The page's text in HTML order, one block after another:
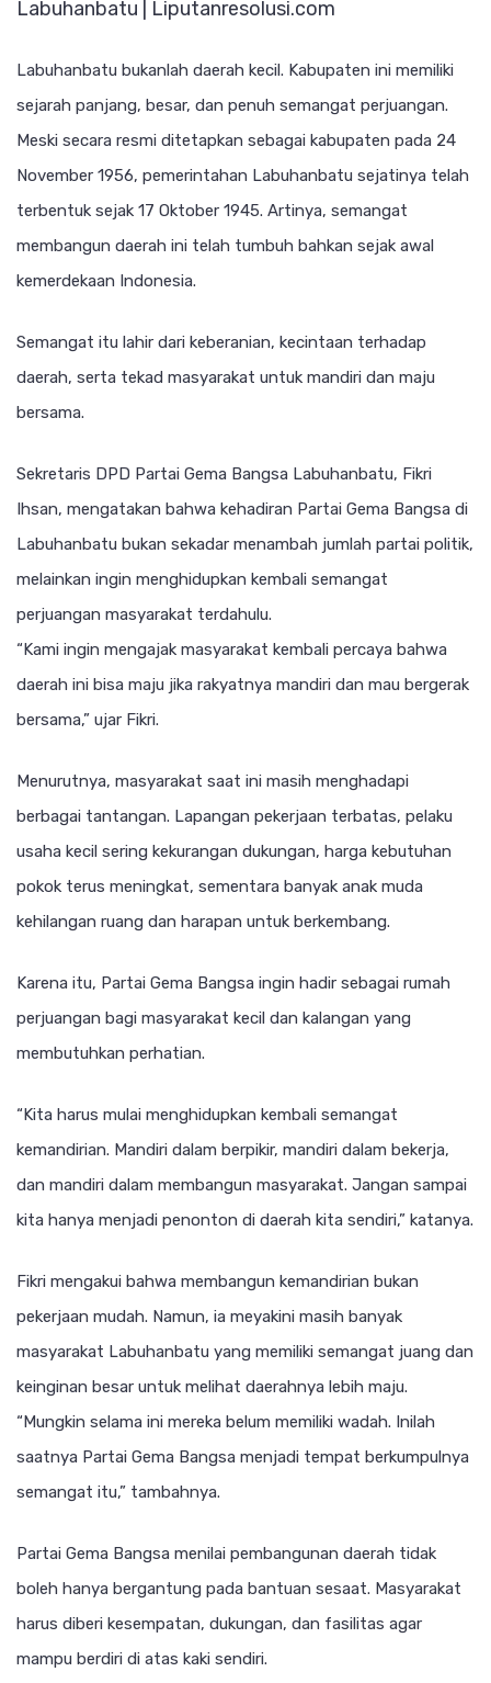
Labuhanbatu | Liputanresolusi.com
Labuhanbatu bukanlah daerah kecil. Kabupaten ini memiliki
sejarah panjang, besar, dan penuh semangat perjuangan.
Meski secara resmi ditetapkan sebagai kabupaten pada 24
November 1956, pemerintahan Labuhanbatu sejatinya telah
terbentuk sejak 17 Oktober 1945. Artinya, semangat
membangun daerah ini telah tumbuh bahkan sejak awal
kemerdekaan Indonesia.
Semangat itu lahir dari keberanian, kecintaan terhadap
daerah, serta tekad masyarakat untuk mandiri dan maju
bersama.
Sekretaris DPD Partai Gema Bangsa Labuhanbatu, Fikri
Ihsan, mengatakan bahwa kehadiran Partai Gema Bangsa di
Labuhanbatu bukan sekadar menambah jumlah partai politik,
melainkan ingin menghidupkan kembali semangat
perjuangan masyarakat terdahulu.
“Kami ingin mengajak masyarakat kembali percaya bahwa
daerah ini bisa maju jika rakyatnya mandiri dan mau bergerak
bersama,” ujar Fikri.
Menurutnya, masyarakat saat ini masih menghadapi
berbagai tantangan. Lapangan pekerjaan terbatas, pelaku
usaha kecil sering kekurangan dukungan, harga kebutuhan
pokok terus meningkat, sementara banyak anak muda
kehilangan ruang dan harapan untuk berkembang.
Karena itu, Partai Gema Bangsa ingin hadir sebagai rumah
perjuangan bagi masyarakat kecil dan kalangan yang
membutuhkan perhatian.
“Kita harus mulai menghidupkan kembali semangat
kemandirian. Mandiri dalam berpikir, mandiri dalam bekerja,
dan mandiri dalam membangun masyarakat. Jangan sampai
kita hanya menjadi penonton di daerah kita sendiri,” katanya.
Fikri mengakui bahwa membangun kemandirian bukan
pekerjaan mudah. Namun, ia meyakini masih banyak
masyarakat Labuhanbatu yang memiliki semangat juang dan
keinginan besar untuk melihat daerahnya lebih maju.
“Mungkin selama ini mereka belum memiliki wadah. Inilah
saatnya Partai Gema Bangsa menjadi tempat berkumpulnya
semangat itu,” tambahnya.
Partai Gema Bangsa menilai pembangunan daerah tidak
boleh hanya bergantung pada bantuan sesaat. Masyarakat
harus diberi kesempatan, dukungan, dan fasilitas agar
mampu berdiri di atas kaki sendiri.